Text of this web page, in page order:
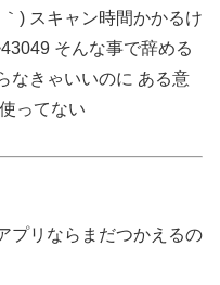
) スキャン時間かかるけ
そんな事で辞める
なきゃいいのに ある意
ってない
プリならまだつかえるの